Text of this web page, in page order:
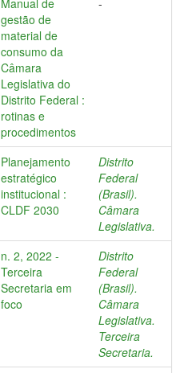
Manual de
gestão de
material de
consumo da
Câmara
Legislativa do
Distrito Federal :
rotinas e
procedimentos
-
Planejamento
estratégico
institucional :
CLDF 2030
Distrito
Federal
(Brasil).
Câmara
Legislativa.
n. 2, 2022 -
Terceira
Secretaria em
foco
Distrito
Federal
(Brasil).
Câmara
Legislativa.
Terceira
Secretaria.